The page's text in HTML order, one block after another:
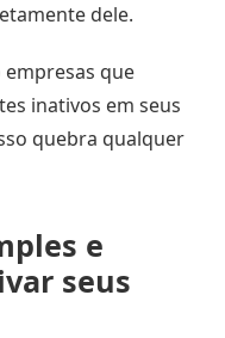
dele.
empresas que
inativos em seus
quebra qualquer
e
seus